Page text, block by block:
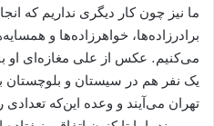
ما نیز چون کار دیگری نداریم که
برادرزاده‌ها، خواهرزاده‌ها و
می‌کنیم. عکس از علی مغازه‌ای او
یک نفر هم در سیستان و بلوچستان
تهران می‌آیند و وعده این‌که